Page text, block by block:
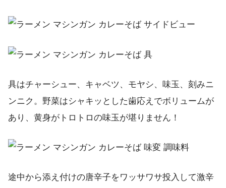
具はチャーシュー、キャベツ、モヤシ、味玉、刻みニ
ンニク。野菜はシャキッとした歯応えでボリュームが
あり、黄身がトロトロの味玉が堪りません！
途中から添え付けの唐辛子をワッサワサ投入して激辛